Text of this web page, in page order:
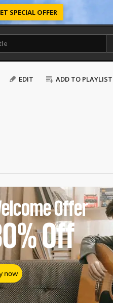
SPECIAL OFFER
EDIT ADD TO PLAYLIST
Offer
Off
now